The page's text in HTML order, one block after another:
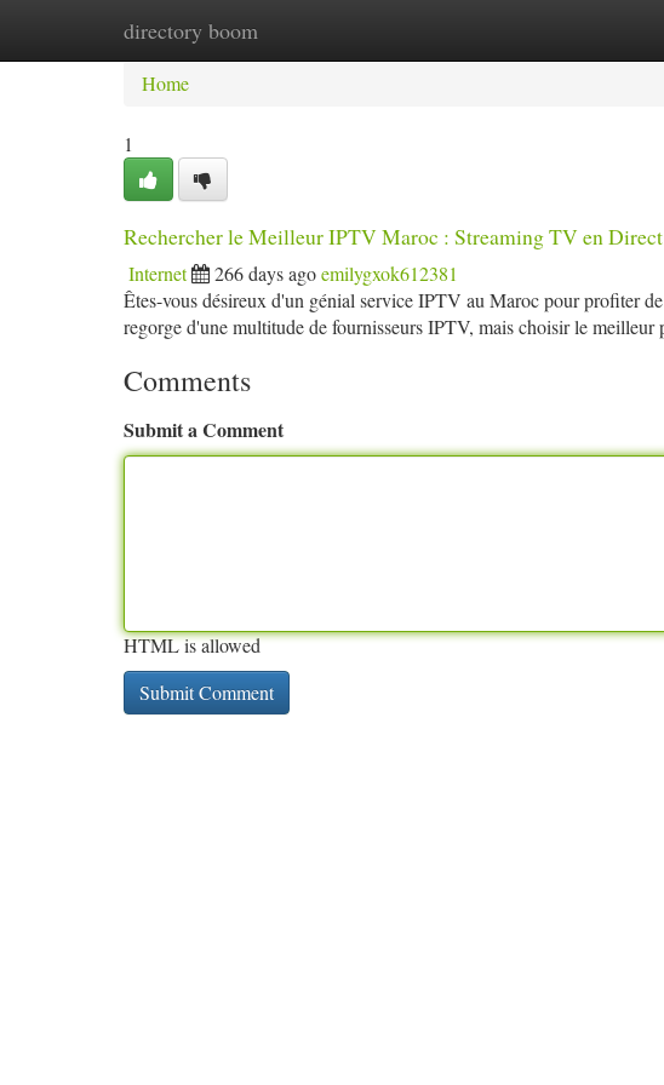
directory boom
Home New Site Listings
Home
1
Rechercher le Meilleur IPTV Maroc : Streaming TV en Direct
Internet 266 days agoemilygxok612381
Êtes-vous désireux d'un génial service IPTV au Maroc pour profiter
regorge d'une multitude de fournisseurs IPTV, mais choisir le meilleur
Comments
Submit a Comment
HTML is allowed